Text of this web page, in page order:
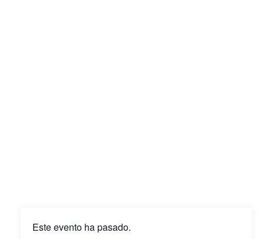
Este evento ha pasado.